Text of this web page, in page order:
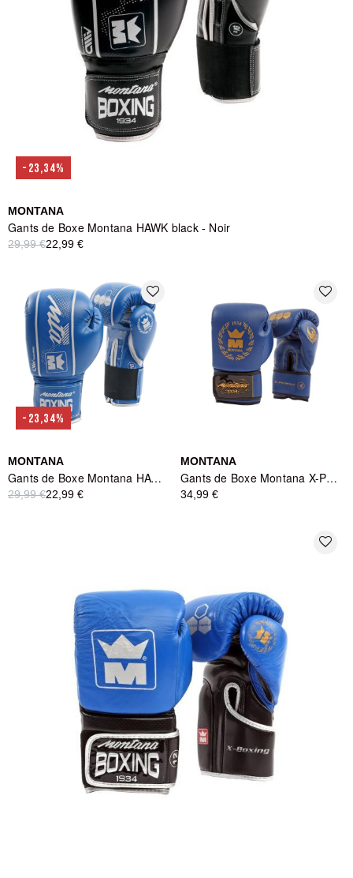
-23,34%
MONTANA
Gants de Boxe Montana HAWK black - Noir
29,99 €22,99 €
-23,34%
favorite_border
MONTANA
Gants de Boxe Montana HAWK Blue - Bleu
29,99 €22,99 €
favorite_border
MONTANA
Gants de Boxe Montana X-PERIENCE NewCode - Bleu
34,99 €
favorite_border